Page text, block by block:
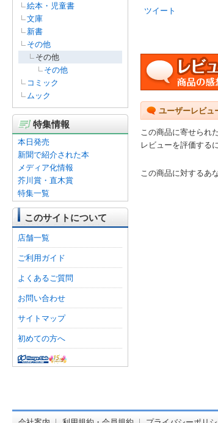
絵本・児童書
文庫
新書
その他
その他
その他
コミック
ムック
特集情報
本日発売
新聞で紹介された本
メディア化情報
芥川賞・直木賞
特集一覧
このサイトについて
店舗一覧
ご利用ガイド
よくあるご質問
お問い合わせ
サイトマップ
初めての方へ
ツイート
ユーザーレビュ
この商品に寄せられ
レビューを評価する
この商品に対するあ